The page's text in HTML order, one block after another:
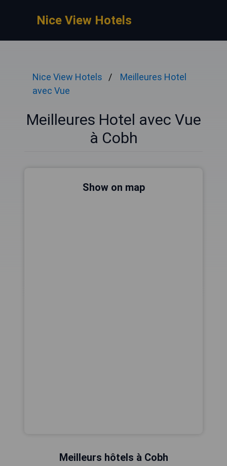
Nice View Hotels
Nice View Hotels
Meilleures Hotel
avec Vue
Meilleures Hotel avec Vue
à Cobh
Show on map
Meilleurs hôtels à Cobh